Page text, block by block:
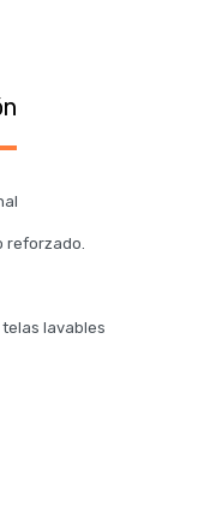
reforzado.
lavables